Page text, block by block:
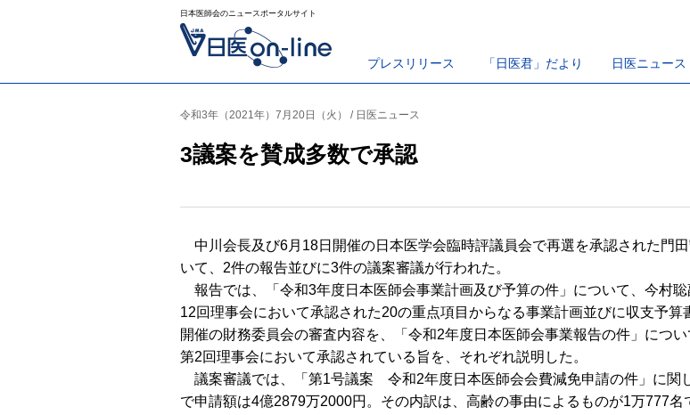
日本医師会のニュースポータルサイト
プレスリリース 「日医君」だより 日医ニュース
令和3年（2021年）7月20日（火） / 日医ニュース
3議案を賛成多数で承認
中川会長及び6月18日開催の日本医学会臨時評議員会で再選を承認された門
いて、2件の報告並びに3件の議案審議が行われた。
報告では、「令和3年度日本医師会事業計画及び予算の件」について、今村
12回理事会において承認された20の重点項目からなる事業計画並びに収支予
開催の財務委員会の審査内容を、「令和2年度日本医師会事業報告の件」につ
第2回理事会において承認されている旨を、それぞれ説明した。
議案審議では、「第1号議案 令和2年度日本医師会会費減免申請の件」に関
で申請額は4億2879万2000円。その内訳は、高齢の事由によるものが1万777